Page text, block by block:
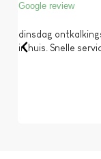
Google review
dinsdag
in huis. Snelle